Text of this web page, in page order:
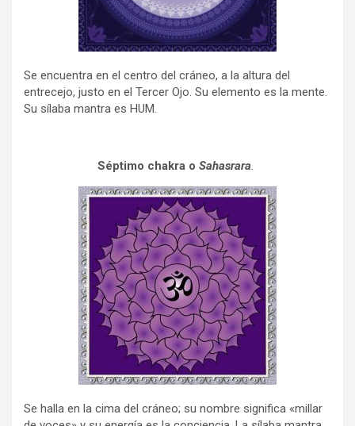
Se encuentra en el centro del cráneo, a la altura del
entrecejo, justo en el Tercer Ojo. Su elemento es la mente.
Su sílaba mantra es HUM.
Séptimo chakra o Sahasrara
Se halla en la cima del cráneo; su nombre significa «millar